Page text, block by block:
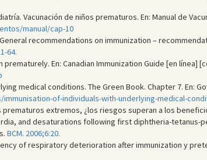
Vacunación de niños prematuros. En: Manual de
manual/cap-10
recommendations on immunization –
64.
En: Canadian Immunization Guide [en línea]
medical conditions. The Green Book. Chapter 7. En:
of-individuals-with-underlying-medical-
prematuros extremos, ¿los riesgos superan a los
and desaturations following first diphtheria-
BCM. 2006;6:20.
of respiratory deterioration after immunization y